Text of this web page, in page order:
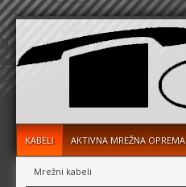
KABELI AKTIVNA MREŽNA OPREMA
Mrežni kabeli